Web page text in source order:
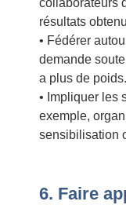
collaborateurs
résultats
• Fédérer
demande
a plus de poids.
• Impliquer les
exemple,
sensibilisation
6. Faire